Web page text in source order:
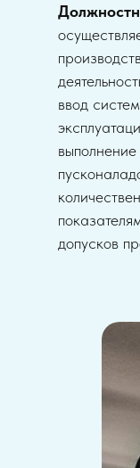
ввод
допусков